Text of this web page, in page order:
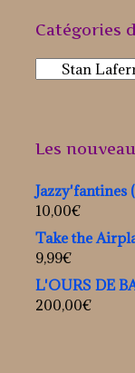
Catégories
Les
Jazzy'fantines
10,00€
Take the
9,99€
L'OURS DE
200,00€